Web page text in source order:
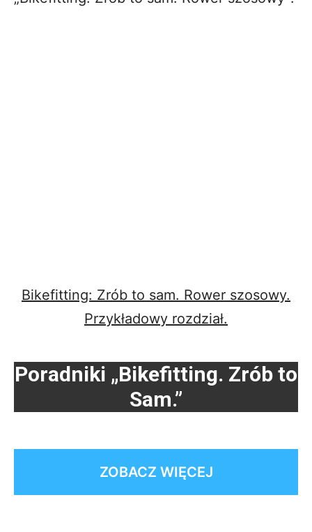
Bikefitting: Zrób to sam. Rower szosowy.
Przykładowy rozdział.
Poradniki „Bikefitting. Zrób to
Sam.”
ZOBACZ WIĘCEJ